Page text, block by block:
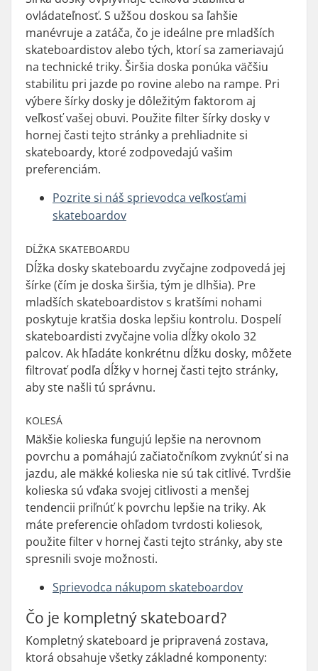
ovládateľnosť. S užšou doskou sa ľahšie
manévruje a zatáča, čo je ideálne pre mladších
skateboardistov alebo tých, ktorí sa zameriavajú
na technické triky. Širšia doska ponúka väčšiu
stabilitu pri jazde po rovine alebo na rampe. Pri
výbere šírky dosky je dôležitým faktorom aj
veľkosť vašej obuvi. Použite filter šírky dosky v
hornej časti tejto stránky a prehliadnite si
skateboardy, ktoré zodpovedajú vašim
preferenciám.
Pozrite si náš sprievodca veľkosťami
skateboardov
DĹŽKA SKATEBOARDU
Dĺžka dosky skateboardu zvyčajne zodpovedá jej
šírke (čím je doska širšia, tým je dlhšia). Pre
mladších skateboardistov s kratšími nohami
poskytuje kratšia doska lepšiu kontrolu. Dospelí
skateboardisti zvyčajne volia dĺžky okolo 32
palcov. Ak hľadáte konkrétnu dĺžku dosky, môžete
filtrovať podľa dĺžky v hornej časti tejto stránky,
aby ste našli tú správnu.
KOLESÁ
Mäkšie kolieska fungujú lepšie na nerovnom
povrchu a pomáhajú začiatočníkom zvyknúť si na
jazdu, ale mäkké kolieska nie sú tak citlivé. Tvrdšie
kolieska sú vďaka svojej citlivosti a menšej
tendencii priľnúť k povrchu lepšie na triky. Ak
máte preferencie ohľadom tvrdosti koliesok,
použite filter v hornej časti tejto stránky, aby ste
spresnili svoje možnosti.
Sprievodca nákupom skateboardov
Čo je kompletný skateboard?
Kompletný skateboard je pripravená zostava,
ktorá obsahuje všetky základné komponenty: